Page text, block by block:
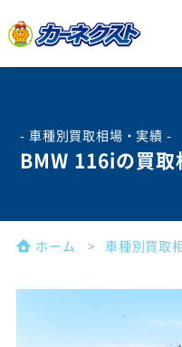
- 車種別買取相場・実績 -
BMW 116iの買
ホーム 車種別買取